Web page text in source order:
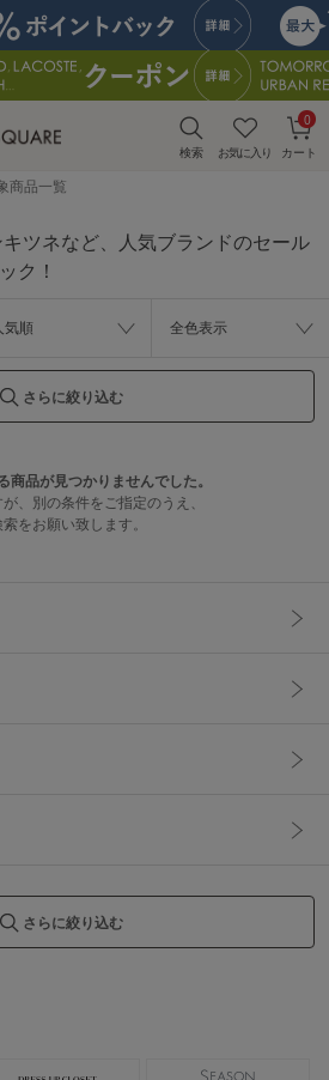
検索 お気に入り カート
0
商品一覧
ツネなど、人気ブランドのセール
ク！
気順 全色表示
さらに絞り込む
商品が見つかりませんでした。
、別の条件をご指定のうえ、
をお願い致します。
さらに絞り込む